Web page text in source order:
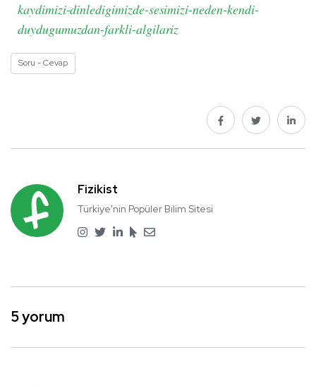
kaydimizi-dinledigimizde-sesimizi-neden-kendi-
duydugumuzdan-farkli-algilariz
Soru - Cevap
Fizikist
Türkiye'nin Popüler Bilim Sitesi
5 yorum